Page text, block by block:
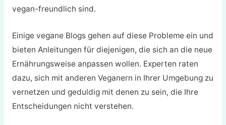
vegan-freundlich sind.
Einige vegane Blogs gehen auf diese Probleme ein und
bieten Anleitungen für diejenigen, die sich an die neue
Ernährungsweise anpassen wollen. Experten raten
dazu, sich mit anderen Veganern in Ihrer Umgebung zu
vernetzen und geduldig mit denen zu sein, die Ihre
Entscheidungen nicht verstehen.